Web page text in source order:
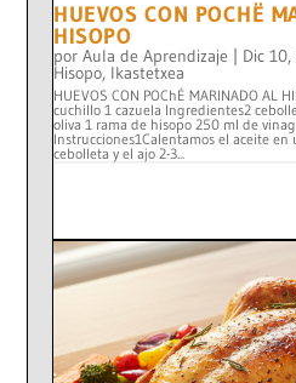
HUEVOS CON POCHË
HISOPO
porAula de Aprendizaje | Dic
Hisopo, Ikastetxea
HUEVOS CON POChÉ MARINADO AL
cuchillo 1 cazuela Ingredientes2
oliva 1 rama de hisopo 250 ml de
Instrucciones1Calentamos el aceite en
cebolleta y el ajo 2-3...